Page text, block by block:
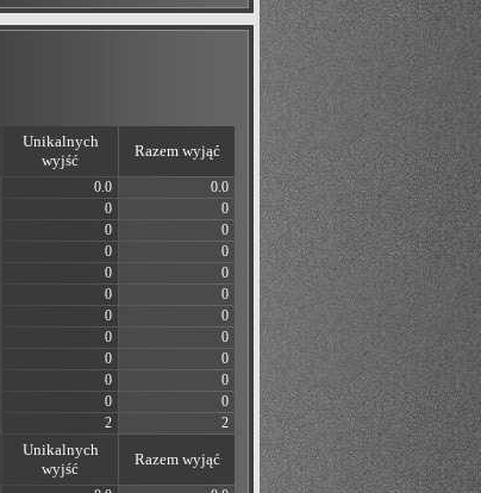
Unikalnych
wyjść
Razem wyjąć
0.0
0.0
0
0
0
0
0
0
0
0
0
0
0
0
0
0
0
0
0
0
0
0
2 2
Unikalnych
wyjść
Razem wyjąć